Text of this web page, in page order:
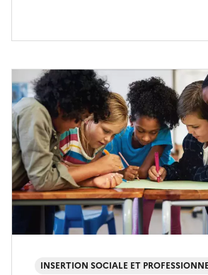
INSERTION SOCIALE ET